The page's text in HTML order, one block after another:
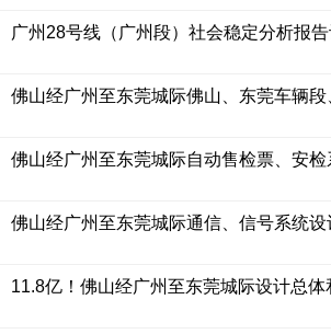
广州28号线（广州段）社会稳定分析报
佛山经广州至东莞城际佛山、东莞车辆段
佛山经广州至东莞城际自动售检票、安检
佛山经广州至东莞城际通信、信号系统设
11.8亿！佛山经广州至东莞城际设计总